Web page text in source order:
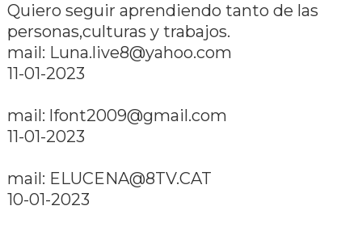
Quiero seguir aprendiendo tanto de las
personas,culturas y trabajos.
mail: Luna.live8@yahoo.com
11-01-2023
mail: lfont2009@gmail.com
11-01-2023
mail: ELUCENA@8TV.CAT
10-01-2023